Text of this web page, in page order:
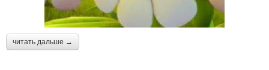
читать дальше →